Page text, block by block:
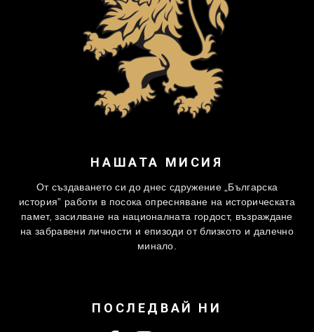
НАШАТА МИСИЯ
От създаването си до днес сдружение „Българска
история” работи в посока опресняване на историческата
памет, засилване на националната гордост, възраждане
на забравени личности и епизоди от близкото и далечно
минало.
ПОСЛЕДВАЙ НИ